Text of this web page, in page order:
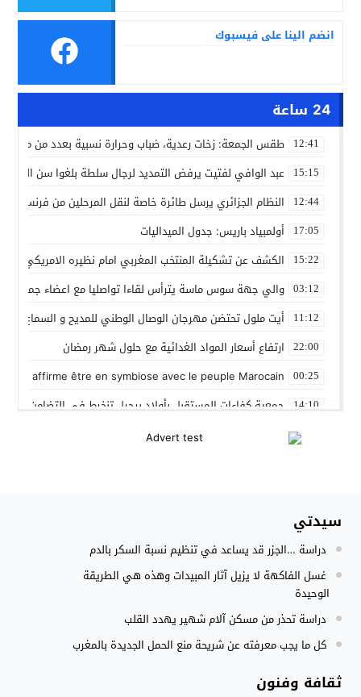
انضم الينا على فيسبوك
24 ساعة
12:41 طقس الجمعة: زخات رعدية، ضباب وحرارة نسبية بعدد من مدن
15:15 عبد الوافي لفتيت يرفض التمديد لرجال سلطة بلغوا سن التقاعد
12:44 النظام الجزائري يرسل طائرة خاصة لنقل المرحلين من فرنسا
17:05 أولمبياد باريس: جدول الميداليات
15:22 الكشف عن تشكيلة المنتخب المغربي امام نظيره الامريكي
03:12 والي جهة سوس ماسة يترأس لقاءا تواصليا مع اعضاء جماعة
11:12 أيت ملول تحتضن مهرجان الوصال الوطني للمديح و السماع من 25 إلى 30 مارس
22:00 ارتفاع أسعار المواد الغدائية مع حلول شهر رمضان
00:25
affirme être en symbiose avec le peuple Marocain
14:10 جمعية كفاءات المستقبل بأولاد برحيل تنخرط في التضامن
12:01 المنتخب المغربي داخل القاعة يتأهل الى نصف نهائي كأس
22:08
15:54 مجلس الحكومة يصادق على مشروع مرسوم مدونة التغطية
سيدتي
دراسة …الجزر قد يساعد في تنظيم نسبة السكر بالدم
غسل الفاكهة لا يزيل آثار المبيدات وهذه هي الطريقة
الوحيدة
دراسة تحذر من مسكن آلام شهير يهدد القلب
كل ما يجب معرفته عن شريحة منع الحمل الجديدة بالمغرب
ثقافة وفنون